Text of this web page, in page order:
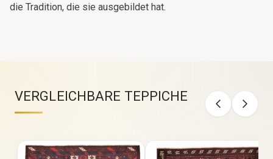
die Tradition, die sie ausgebildet hat.
VERGLEICHBARE TEPPICHE